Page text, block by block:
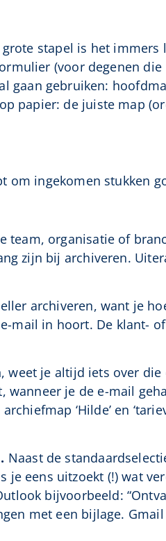
stapel is het immers
(voor degenen die
gaan gebruiken:
papier: de juiste map
om ingekomen stukken
team, organisatie of
zijn bij archiveren.
archiveren, want je
mail in hoort. De klant-
weet je altijd iets over die
je de e-mail
‘Hilde’ en
Naast de
je eens uitzoekt (!) wat
bijvoorbeeld:
met een bijlage.